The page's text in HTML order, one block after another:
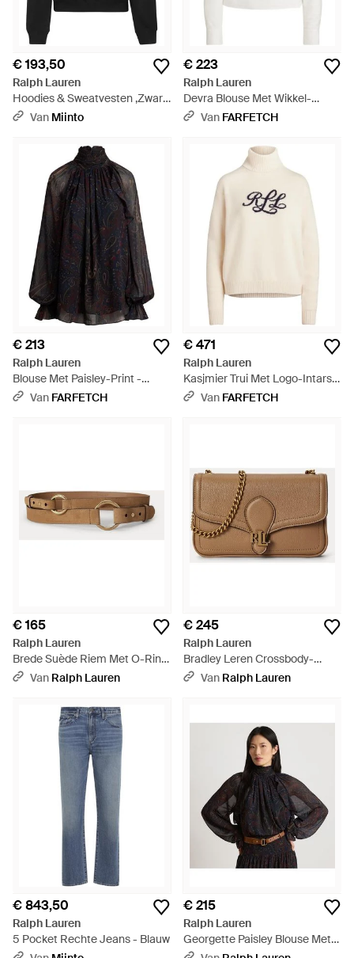
€ 193,50
Ralph Lauren
Hoodies & Sweatvesten ,Zwart
,Katoen Sweatshirt Met
Van Miinto
€ 223
Ralph Lauren
Devra Blouse Met Wikkel-
Design - Wit
Van FARFETCH
€ 213
Ralph Lauren
Blouse Met Paisley-Print -
Zwart
Van FARFETCH
€ 471
Ralph Lauren
Kasjmier Trui Met Logo-Intarsia
- WitVan FARFETCH
€ 165
Ralph Lauren
Brede Suède Riem Met O-Ring
- Bruin
Van Ralph Lauren
€ 245
Ralph Lauren
Bradley Leren Crossbody-
Portemonnee - Bruin
Van Ralph Lauren
€ 843,50
Ralph Lauren
5 Pocket Rechte Jeans - Blauw
€ 215
Ralph Lauren
Georgette Paisley Blouse Met
Mockneck - Zwart